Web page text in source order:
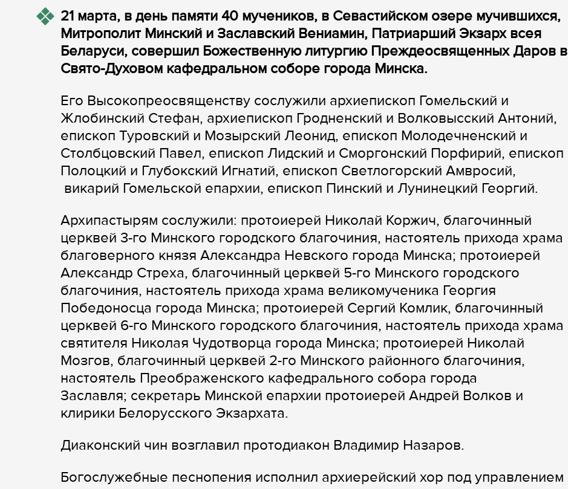
21 марта, в день памяти 40 мучеников, в Севастийском озере мучившихся,
Митрополит Минский и Заславский Вениамин, Патриарший Экзарх всея
Беларуси, совершил Божественную литургию Преждеосвященных Даров в
Свято-Духовом кафедральном соборе города Минска.
Его Высокопреосвященству сослужили архиепископ Гомельский и
Жлобинский Стефан, архиепископ Гродненский и Волковысский Антоний,
епископ Туровский и Мозырский Леонид, епископ Молодечненский и
Столбцовский Павел, епископ Лидский и Сморгонский Порфирий, епископ
Полоцкий и Глубокский Игнатий, епископ Светлогорский Амвросий,
викарий Гомельской епархии, епископ Пинский и Лунинецкий Георгий.
Архипастырям сослужили: протоиерей Николай Коржич, благочинный
церквей 3-го Минского городского благочиния, настоятель прихода храма
благоверного князя Александра Невского города Минска; протоиерей
Александр Стреха, благочинный церквей 5-го Минского городского
благочиния, настоятель прихода храма великомученика Георгия
Победоносца города Минска; протоиерей Сергий Комлик, благочинный
церквей 6-го Минского городского благочиния, настоятель прихода храма
святителя Николая Чудотворца города Минска; протоиерей Николай
Мозгов, благочинный церквей 2-го Минского районного благочиния,
настоятель Преображенского кафедрального собора города
Заславля; секретарь Минской епархии протоиерей Андрей Волков и
клирики Белорусского Экзархата.
Диаконский чин возглавил протодиакон Владимир Назаров.
Богослужебные песнопения исполнил архиерейский хор под управлением